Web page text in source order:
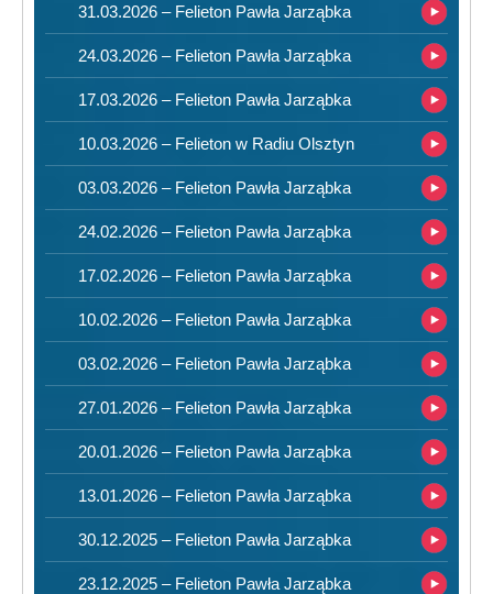
31.03.2026 – Felieton Pawła Jarząbka
24.03.2026 – Felieton Pawła Jarząbka
17.03.2026 – Felieton Pawła Jarząbka
10.03.2026 – Felieton w Radiu Olsztyn
03.03.2026 – Felieton Pawła Jarząbka
24.02.2026 – Felieton Pawła Jarząbka
17.02.2026 – Felieton Pawła Jarząbka
10.02.2026 – Felieton Pawła Jarząbka
03.02.2026 – Felieton Pawła Jarząbka
27.01.2026 – Felieton Pawła Jarząbka
20.01.2026 – Felieton Pawła Jarząbka
13.01.2026 – Felieton Pawła Jarząbka
30.12.2025 – Felieton Pawła Jarząbka
23.12.2025 – Felieton Pawła Jarząbka